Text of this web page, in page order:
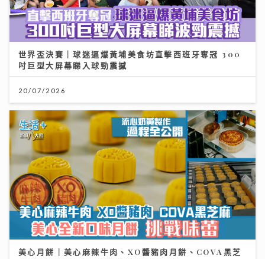
世界盃決賽｜球迷逼爆黃埔美食坊直擊西班牙奪冠 300
吋巨型大屏幕睇入球勁震撼
20/07/2026
美心月餅｜美心麻辣牛肉、XO醬豬肉月餅、COVA黑芝
麻 全新口味挑戰味蕾 直擊流心奶黃製作
27/07/2026